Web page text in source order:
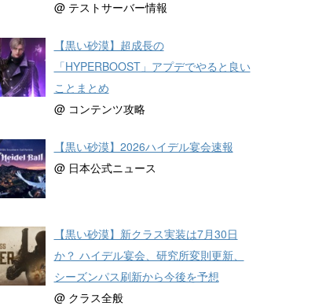
@ テストサーバー情報
【黒い砂漠】超成長の
「HYPERBOOST」アプデでやると良い
ことまとめ
@ コンテンツ攻略
【黒い砂漠】2026ハイデル宴会速報
@ 日本公式ニュース
【黒い砂漠】新クラス実装は7月30日
か？ ハイデル宴会、研究所変則更新、
シーズンパス刷新から今後を予想
@ クラス全般